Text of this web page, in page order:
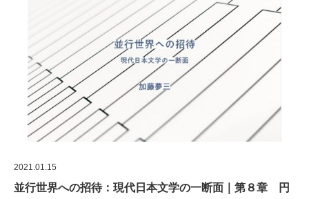
2021.01.15
並行世界への招待：現代日本文学の一断面｜第８章 円